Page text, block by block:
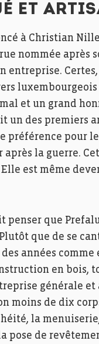
ET
à Christian
nommée après
entreprise.
et un grand
un des premiers
préférence pour
la guerre.
est même
penser que
que de se
années
en bois,
générale et
moins de dix
la
pose de